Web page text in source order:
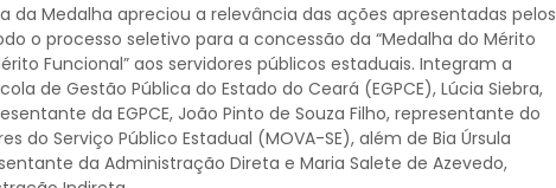
da Medalha apreciou a relevância das ações apresentadas pelos
o processo seletivo para a concessão da “Medalha do Mérito
Funcional” aos servidores públicos estaduais. Integram a
de Gestão Pública do Estado do Ceará (EGPCE), Lúcia Siebra,
da EGPCE, João Pinto de Souza Filho, representante do
do Serviço Público Estadual (MOVA-SE), além de Bia Úrsula
da Administração Direta e Maria Salete de Azevedo,